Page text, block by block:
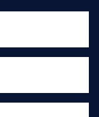
puede ser